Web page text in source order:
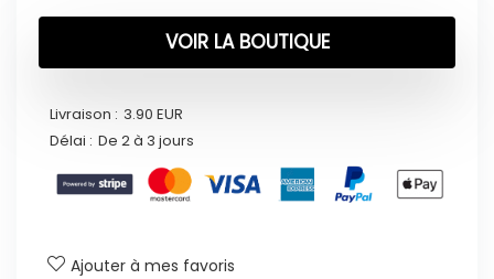
VOIR LA BOUTIQUE
Livraison : 3.90 EUR
Délai : De 2 à 3 jours
Ajouter à mes favoris